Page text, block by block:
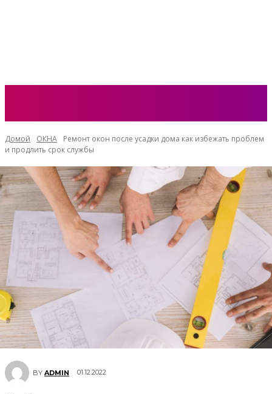
Домой ОКНА
Ремонт окон после усадки дома как избежать проблем
и продлить срок службы
BY ADMIN 01.12.2022